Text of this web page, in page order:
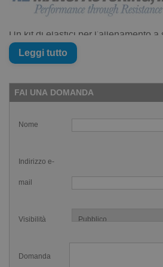
Un kit di elastici per l'allenamento a
includeun paio di
terminanti in un unicoanello di
elastici STRECHORDZ: Scegliete
spaziosa che vi permetta di
Scegliete un punto di ancoraggio
punto di ancoraggio scelto
Leggi tutto
FAI UNA DOMANDA
Nome
Indirizzo e-
mail
Visibilità
Domanda